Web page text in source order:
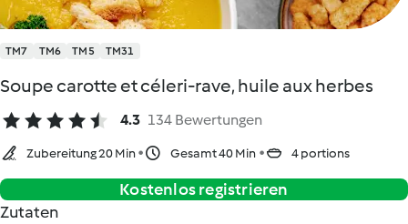
TM7 TM6 TM5 TM31
Soupe carotte et céleri-rave, huile aux herbes
4.3 134 Bewertungen
Zubereitung 20 Min Gesamt 40 Min 4 portions
Kostenlos registrieren
Zutaten